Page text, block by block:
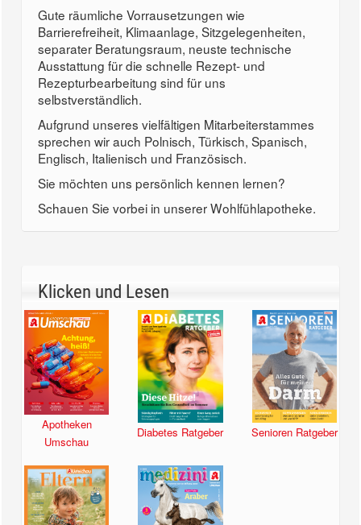
Gute räumliche Vorrausetzungen wie
Barrierefreiheit, Klimaanlage, Sitzgelegenheiten,
separater Beratungsraum, neuste technische
Ausstattung für die schnelle Rezept- und
Rezepturbearbeitung sind für uns
selbstverständlich.
Aufgrund unseres vielfältigen Mitarbeiterstammes
sprechen wir auch Polnisch, Türkisch, Spanisch,
Englisch, Italienisch und Französisch.
Sie möchten uns persönlich kennen lernen?
Schauen Sie vorbei in unserer Wohlfühlapotheke.
Klicken und Lesen
Apotheken
Umschau
Diabetes Ratgeber Senioren Ratgeber